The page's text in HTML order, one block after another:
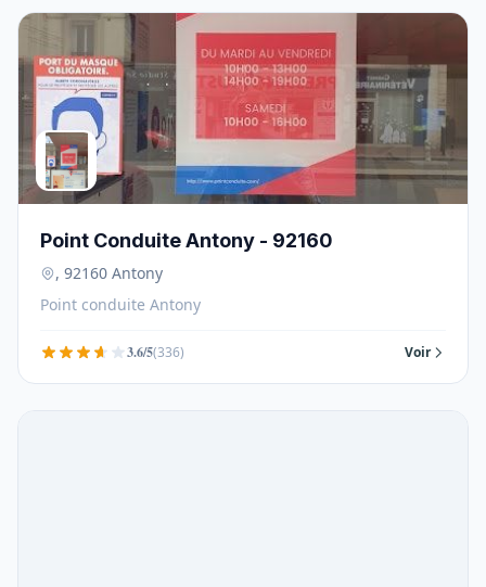
Point Conduite Antony - 92160
, 92160 Antony
Point conduite Antony
3.6/5(336) Voir